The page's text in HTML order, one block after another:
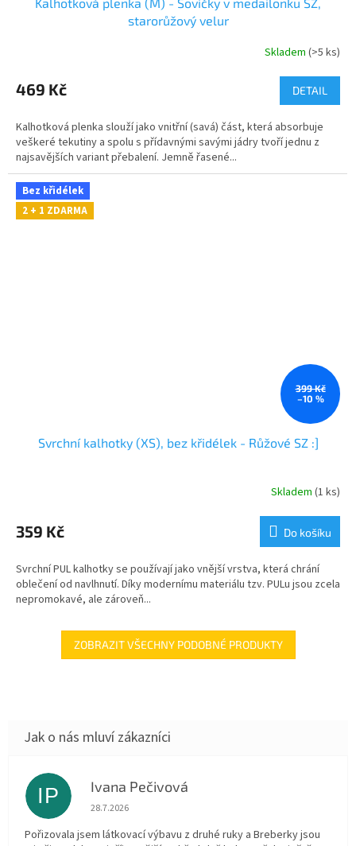
starorůžový velur
Skladem (>5 ks)
469 Kč DETAIL
Kalhotková plenka slouží jako vnitřní (savá) část, která absorbuje
veškeré tekutiny a spolu s přídavnými savými jádry tvoří jednu z
najsavějších variant přebalení. Jemně řasené...
Bez křidélek
2 + 1 ZDARMA
399 Kč
–10 %
Svrchní kalhotky (XS), bez křidélek - Růžové SZ :]
Skladem (1 ks)
359 Kč Do košíku
Svrchní PUL kalhotky se používají jako vnější vrstva, která chrání
oblečení od navlhnutí. Díky modernímu materiálu tzv. PULu jsou zcela
nepromokavé, ale zároveň...
ZOBRAZIT VŠECHNY PODOBNÉ PRODUKTY
IP Ivana Pečivová
Hodnocení obchodu je 5 z 5 hvězdiček.
28.7.2026
Pořizovala jsem látkovací výbavu z druhé ruky a Breberky jsou